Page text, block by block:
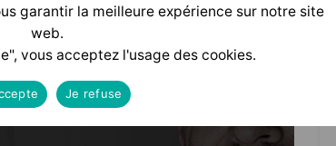
profil :
Financeur
garantir la meilleure expérience sur notre site
web.
vous acceptez l'usage des cookies.
Je refuse